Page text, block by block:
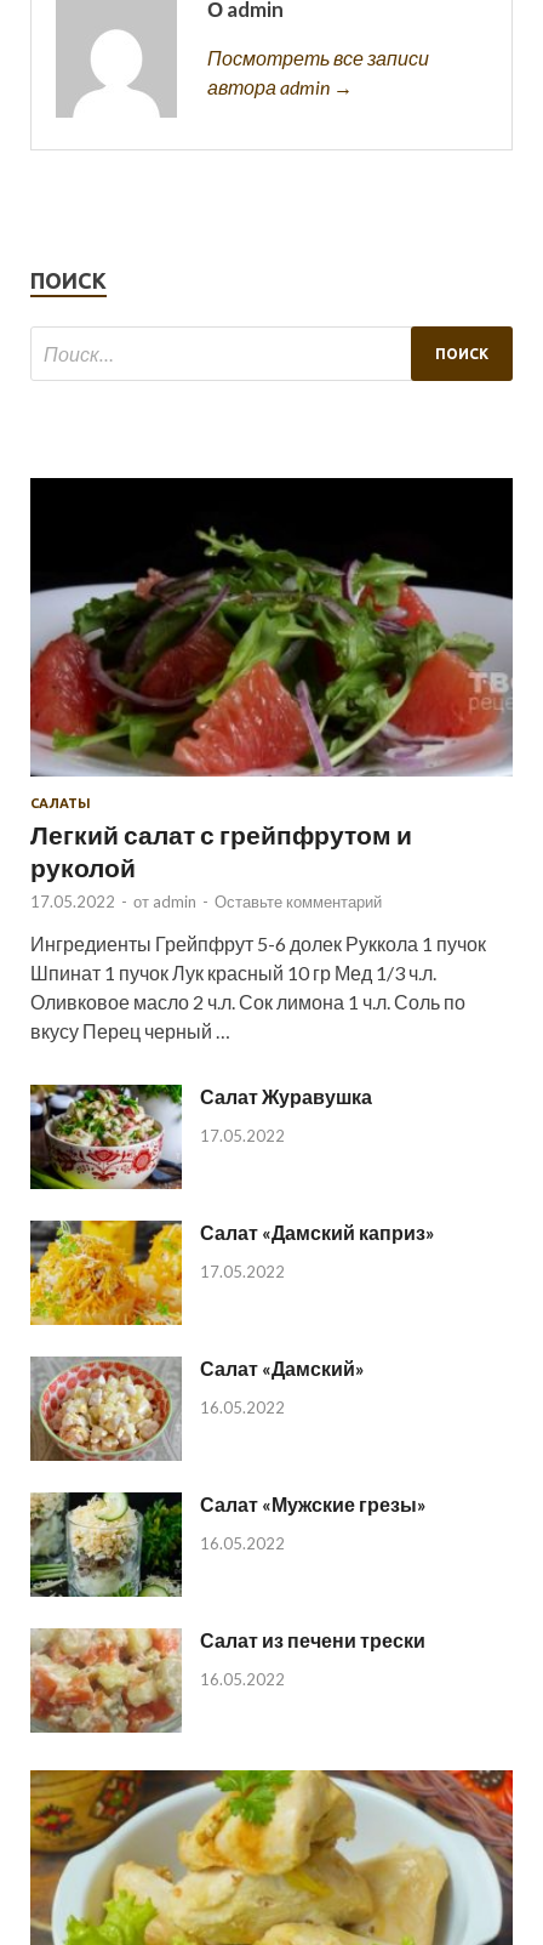
О admin
Посмотреть все записи
автора admin →
ПОИСК
САЛАТЫ
Легкий салат с грейпфрутом и
руколой
17.05.2022 - от admin - Оставьте комментарий
Ингредиенты Грейпфрут 5-6 долек Руккола 1 пучок
Шпинат 1 пучок Лук красный 10 гр Мед 1/3 ч.л.
Оливковое масло 2 ч.л. Сок лимона 1 ч.л. Соль по
вкусу Перец черный …
Салат Журавушка
17.05.2022
Салат «Дамский каприз»
17.05.2022
Салат «Дамский»
16.05.2022
Салат «Мужские грезы»
16.05.2022
Салат из печени трески
16.05.2022